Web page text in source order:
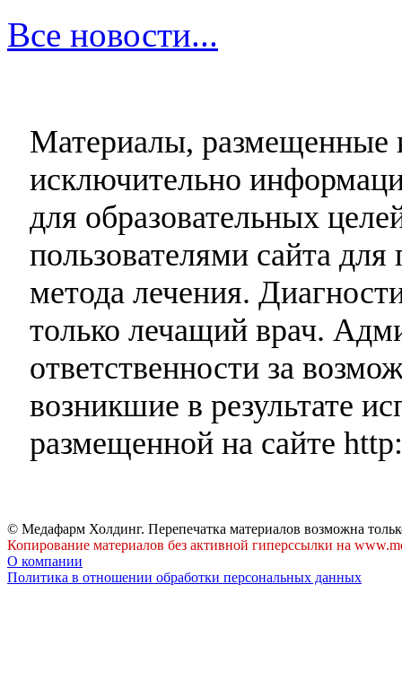
Все новости...
Материалы, размещенные
исключительно
для образовательных
пользователями сайта
метода лечения.
только лечащий врач.
ответственности за
возникшие в результате
размещенной на сайте
© Медафарм Холдинг. Перепечатка материалов возможна
Копирование материалов без активной гиперссылки на
О компании
Политика в отношении обработки персональных данных